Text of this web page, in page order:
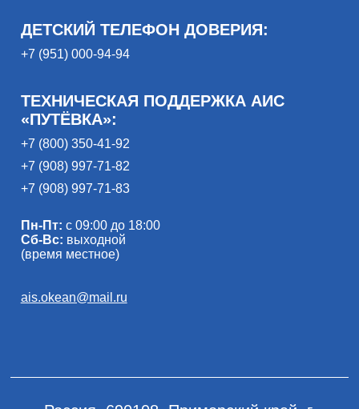
ДЕТСКИЙ ТЕЛЕФОН ДОВЕРИЯ:
+7 (951) 000-94-94
ТЕХНИЧЕСКАЯ ПОДДЕРЖКА АИС
«ПУТЁВКА»:
+7 (800) 350-41-92
+7 (908) 997-71-82
+7 (908) 997-71-83
Пн-Пт: с 09:00 до 18:00
Сб-Вс: выходной
(время местное)
ais.okean@mail.ru